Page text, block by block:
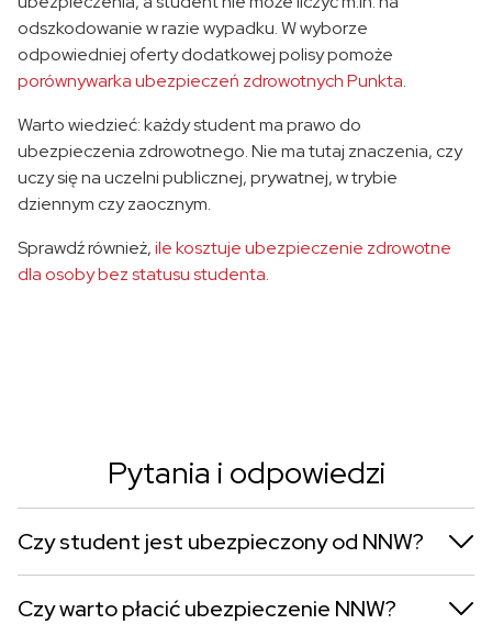
odszkodowanie w razie wypadku. W wyborze
odpowiedniej oferty dodatkowej polisy pomoże
porównywarka ubezpieczeń zdrowotnych Punkta.
Warto wiedzieć: każdy student ma prawo do
ubezpieczenia zdrowotnego. Nie ma tutaj znaczenia, czy
uczy się na uczelni publicznej, prywatnej, w trybie
dziennym czy zaocznym.
Sprawdź również,ile kosztuje ubezpieczenie zdrowotne
dla osoby bez statusu studenta.
Pytania i odpowiedzi
Czy student jest ubezpieczony od NNW?
Czy warto płacić ubezpieczenie NNW?